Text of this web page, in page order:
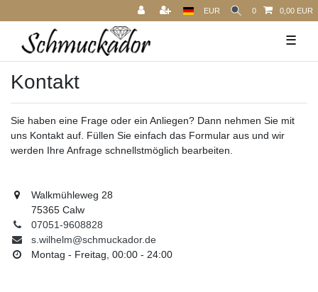
EUR 0 0,00 EUR
☰
Kontakt
Sie haben eine Frage oder ein Anliegen? Dann nehmen Sie mit
uns Kontakt auf. Füllen Sie einfach das Formular aus und wir
werden Ihre Anfrage schnellstmöglich bearbeiten.
Walkmühleweg 28
75365 Calw
07051-9608828
s.wilhelm@schmuckador.de
Montag - Freitag, 00:00 - 24:00